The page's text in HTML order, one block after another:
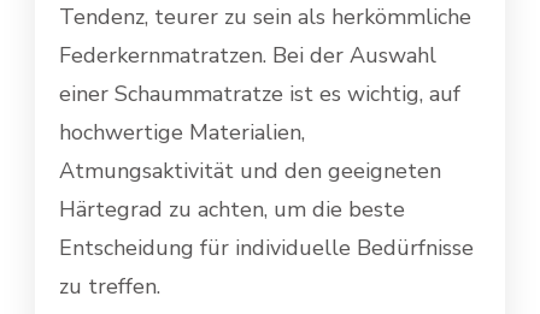
Tendenz, teurer zu sein als herkömmliche
Federkernmatratzen. Bei der Auswahl
einer Schaummatratze ist es wichtig, auf
hochwertige Materialien,
Atmungsaktivität und den geeigneten
Härtegrad zu achten, um die beste
Entscheidung für individuelle Bedürfnisse
zu treffen.